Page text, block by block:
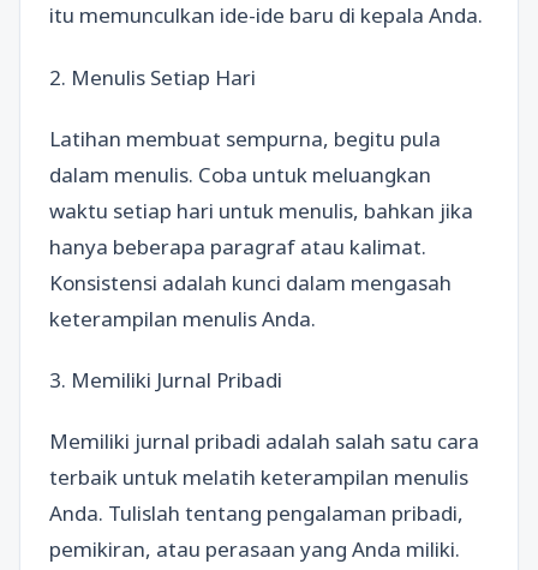
itu memunculkan ide-ide baru di kepala Anda.
2. Menulis Setiap Hari
Latihan membuat sempurna, begitu pula
dalam menulis. Coba untuk meluangkan
waktu setiap hari untuk menulis, bahkan jika
hanya beberapa paragraf atau kalimat.
Konsistensi adalah kunci dalam mengasah
keterampilan menulis Anda.
3. Memiliki Jurnal Pribadi
Memiliki jurnal pribadi adalah salah satu cara
terbaik untuk melatih keterampilan menulis
Anda. Tulislah tentang pengalaman pribadi,
pemikiran, atau perasaan yang Anda miliki.